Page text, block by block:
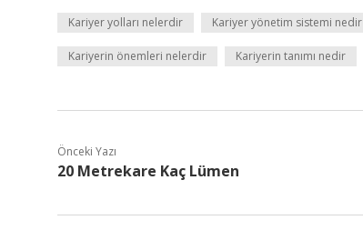
Kariyer yolları nelerdir Kariyer yönetim sistemi nedir
Kariyerin önemleri nelerdir Kariyerin tanımı nedir
Önceki Yazı
20 Metrekare Kaç Lümen